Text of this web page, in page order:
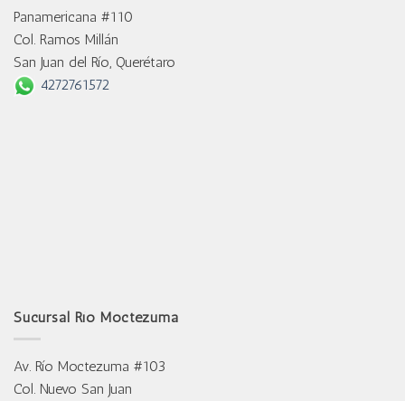
Panamericana #110
Col. Ramos Millán
San Juan del Río, Querétaro
4272761572
Sucursal Río Moctezuma
Av. Río Moctezuma #103
Col. Nuevo San Juan